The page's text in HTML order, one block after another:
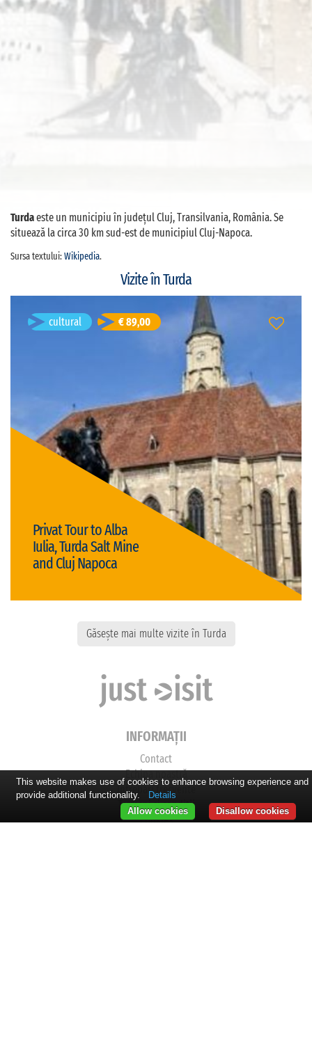
Turdaeste un municipiu în județul Cluj, Transilvania, România. Se
situează la circa 30 km sud-est de municipiul Cluj-Napoca.
Sursa textului:Wikipedia.
Vizite în Turda
Privat Tour to Alba
Iulia, Turda Salt Mine
and Cluj Napoca
cultural € 89,00
Privat Tour to Alba Iulia, Turda Salt Mine and Cluj
Sibiu, România
Durată: 1d
Limba vizitei:
engleză
Tipul vizitei:
privat
Preț: € 89,00/persoană
cultural
Găsește mai multe vizite în Turda
INFORMAȚII
Contact
Echipa noastră
Intrebari frecvente
Termeni si conditii
Cookies
This website makes use of cookies to enhance browsing experience and
provide additional functionality.
Details
Disallow cookies
Allow cookies